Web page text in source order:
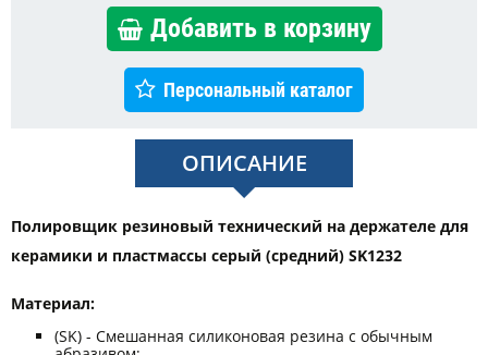
Добавить в корзину
Персональный каталог
ОПИСАНИЕ
Полировщик резиновый технический на держателе для
керамики и пластмассы серый (средний) SK1232
Материал:
(SK) - Смешанная силиконовая резина с обычным